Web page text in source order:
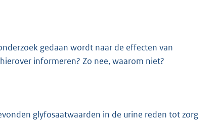
gedaan wordt naar de effecten van
informeren? Zo nee, waarom niet?
glyfosaatwaarden in de urine reden tot zorg